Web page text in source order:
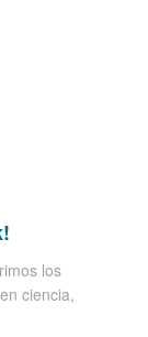
los
ciencia,